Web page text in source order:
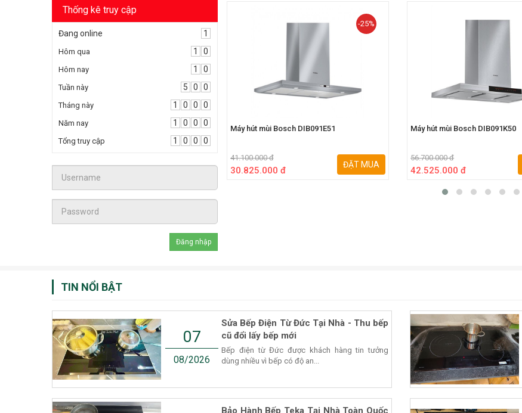
Thống kê truy cập
Đang online 1
Hôm qua 1 0
Hôm nay 1 0
Tuần này 5 0 0
Tháng này 1 0 0 0
Năm nay 1 0 0 0
Tổng truy cập 1 0 0 0
-25%
Máy hút mùi Bosch DIB091E51
41.100.000 đ
30.825.000 đ
ĐẶT MUA
Máy hút mùi Bosch DIB091K50
56.700.000 đ
42.525.000 đ
TIN NỔI BẬT
07
08/2026
Sửa Bếp Điện Từ Đức Tại Nhà - Thu bếp
cũ đổi lấy bếp mới
Bếp điện từ Đức được khách hàng tin tưởng
dùng nhiều vì bếp có độ an...
Bảo Hành Bếp Teka Tại Nhà Toàn Quốc